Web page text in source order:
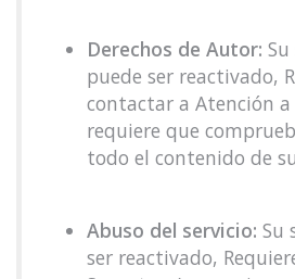
Derechos de Autor:
puede ser reactivado,
contactar a Atención a
requiere que
todo el contenido de
Abuso del servicio: Su
ser reactivado,